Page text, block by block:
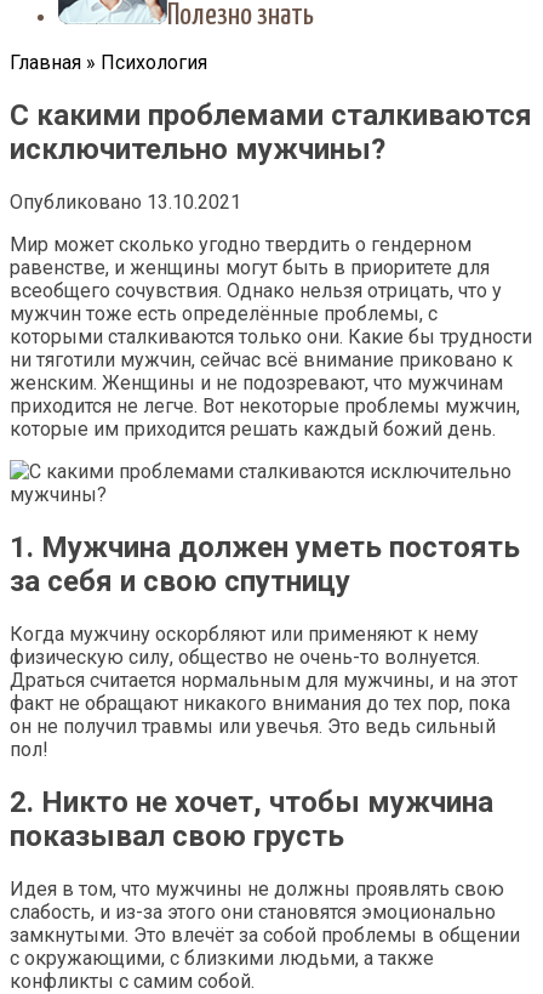
Полезно знать
Главная » Психология
С какими проблемами сталкиваются
исключительно мужчины?
Опубликовано 13.10.2021
Мир может сколько угодно твердить о гендерном
равенстве, и женщины могут быть в приоритете для
всеобщего сочувствия. Однако нельзя отрицать, что у
мужчин тоже есть определённые проблемы, с
которыми сталкиваются только они. Какие бы трудности
ни тяготили мужчин, сейчас всё внимание приковано к
женским. Женщины и не подозревают, что мужчинам
приходится не легче. Вот некоторые проблемы мужчин,
которые им приходится решать каждый божий день.
1. Мужчина должен уметь постоять
за себя и свою спутницу
Когда мужчину оскорбляют или применяют к нему
физическую силу, общество не очень-то волнуется.
Драться считается нормальным для мужчины, и на этот
факт не обращают никакого внимания до тех пор, пока
он не получил травмы или увечья. Это ведь сильный
пол!
2. Никто не хочет, чтобы мужчина
показывал свою грусть
Идея в том, что мужчины не должны проявлять свою
слабость, и из-за этого они становятся эмоционально
замкнутыми. Это влечёт за собой проблемы в общении
с окружающими, с близкими людьми, а также
конфликты с самим собой.